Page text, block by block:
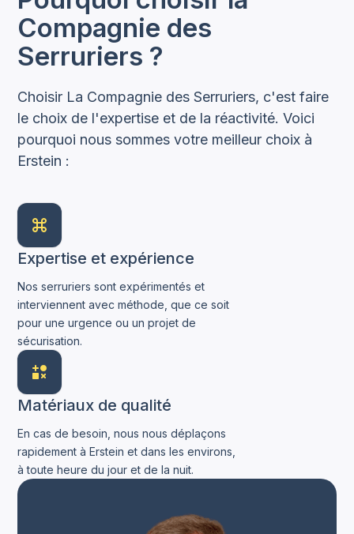
Compagnie des
Serruriers ?
Choisir La Compagnie des Serruriers, c'est faire
le choix de l'expertise et de la réactivité. Voici
pourquoi nous sommes votre meilleur choix à
Erstein :
Expertise et expérience
Nos serruriers sont expérimentés et
interviennent avec méthode, que ce soit
pour une urgence ou un projet de
sécurisation.
Matériaux de qualité
En cas de besoin, nous nous déplaçons
rapidement à Erstein et dans les environs,
à toute heure du jour et de la nuit.